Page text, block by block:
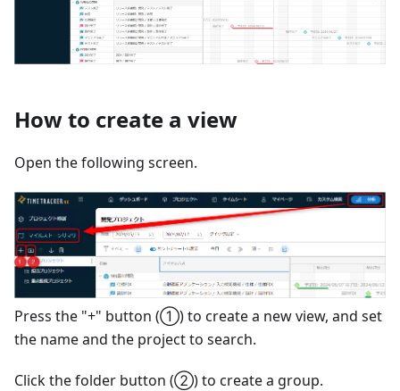
How to create a view
Open the following screen.
Press the "+" button (①) to create a new view, and set
the name and the project to search.
Click the folder button (②) to create a group.